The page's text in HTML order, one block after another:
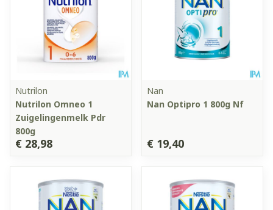
Nutrilon
Nutrilon Omneo 1
Zuigelingenmelk Pdr
800g
€ 28,98
Nan
Nan Optipro 1 800g Nf
€ 19,40